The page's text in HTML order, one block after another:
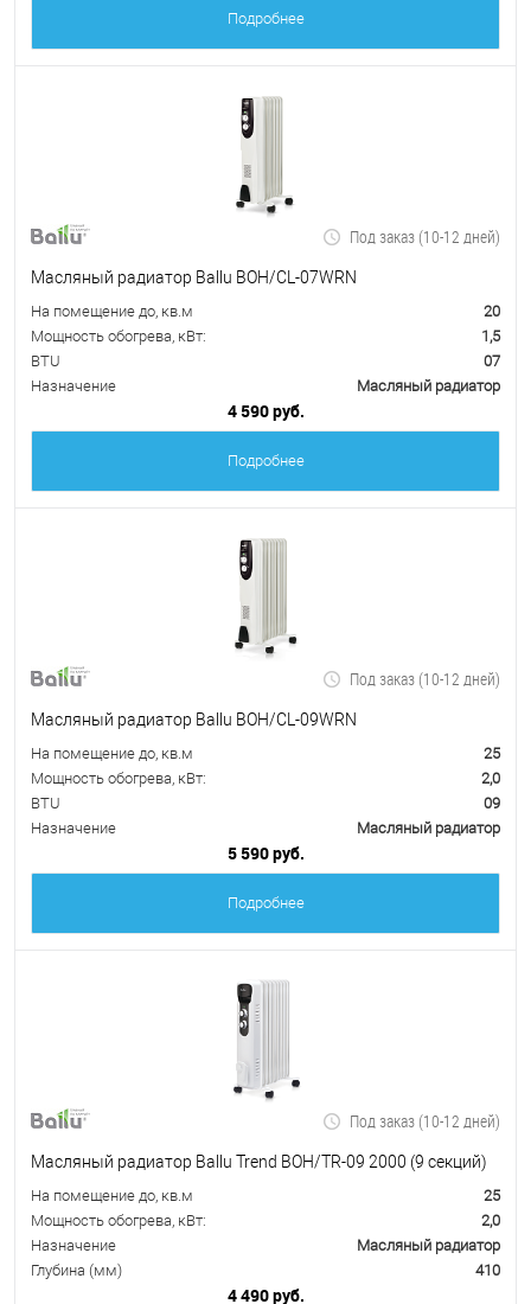
Подробнее
Под заказ (10-12 дней)
Масляный радиатор Ballu BOH/CL-07WRN
На помещение до, кв.м
20
Мощность обогрева, кВт:
1,5
BTU
07
Назначение
Масляный радиатор
4 590 руб.
Подробнее
Под заказ (10-12 дней)
Масляный радиатор Ballu BOH/CL-09WRN
На помещение до, кв.м
25
Мощность обогрева, кВт:
2,0
BTU
09
Назначение
Масляный радиатор
5 590 руб.
Подробнее
Под заказ (10-12 дней)
Масляный радиатор Ballu Trend BOH/TR-09 2000 (9 секций)
На помещение до, кв.м
25
Мощность обогрева, кВт:
2,0
Назначение
Масляный радиатор
Глубина (мм)
410
4 490 руб.